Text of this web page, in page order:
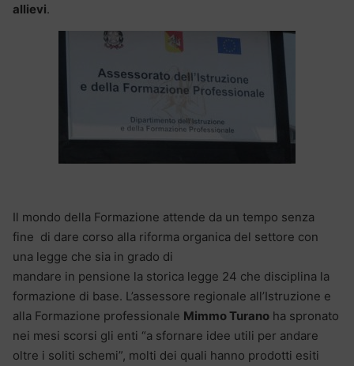
allievi.
Il mondo della Formazione attende da un tempo senza
fine di dare corso alla riforma organica del settore con
una legge che sia in grado di
mandare in pensione la storica legge 24 che disciplina la
formazione di base. L’assessore regionale all’Istruzione e
alla Formazione professionale Mimmo Turano ha spronato
nei mesi scorsi gli enti “a sfornare idee utili per andare
oltre i soliti schemi”, molti dei quali hanno prodotti esiti